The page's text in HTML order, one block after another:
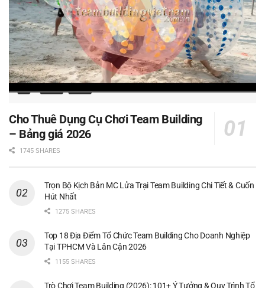
Cho Thuê Dụng Cụ Chơi Team Building
– Bảng giá 2026
1745 SHARES
Trọn Bộ Kịch Bản MC Lửa Trại Team Building Chi Tiết & Cuốn
Hút Nhất
1275 SHARES
Top 18 Địa Điểm Tổ Chức Team Building Cho Doanh Nghiệp
Tại TPHCM Và Lân Cận 2026
1155 SHARES
Trò Chơi Team Building (2026): 101+ Ý Tưởng & Quy Trình Tổ